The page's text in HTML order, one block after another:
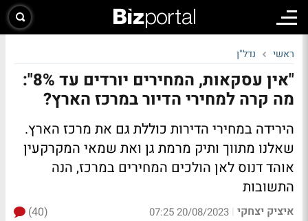
ראשי נדל"ן
"אין עסקאות, המחירים יורדים עד 8%":
מה קרה למחירי הדיור במרכז הארץ?
הירידה במחירי הדירות כוללת גם את מרכז הארץ.
שאלנו מתווך ותיק מרמת גן ואת שמאי המקרקעין
אוהד דנוס לאן הולכים המחירים במרכז, הנה
התשובות
איציק יצחקי |
20/08/2023 07:25
(40)